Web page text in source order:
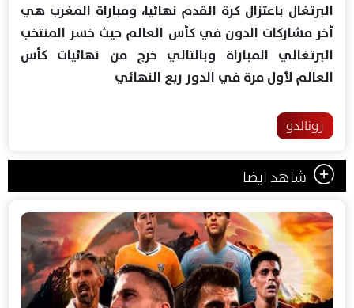
البرتغال باعتزال كرة القدم نهائيا، ومباراة المغرب هي
أخر مشاركات الدون في كأس العالم حيث خسر المنتخب
البرتغالي المباراة وبالتالي خرج من نهائيات كأس
العالم لأول مرة في الدور ربع النهائي
رونالدو
شاهد ايضا